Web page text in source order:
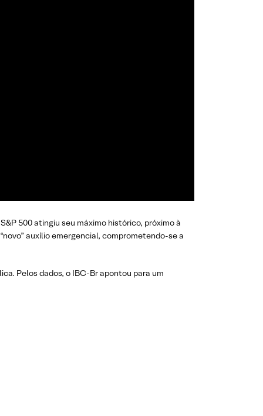
500 atingiu seu máximo histórico, próximo à
auxílio emergencial, comprometendo-se a
Pelos dados, o IBC-Br apontou para um